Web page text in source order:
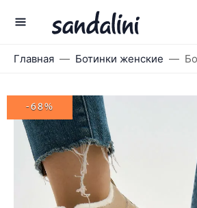
Главная Ботинки женские
-68%